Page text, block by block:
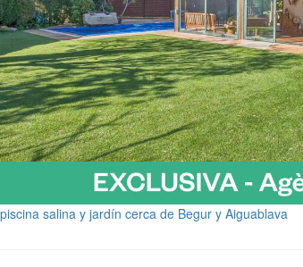
salina y jardín cerca de Begur y Aiguablava